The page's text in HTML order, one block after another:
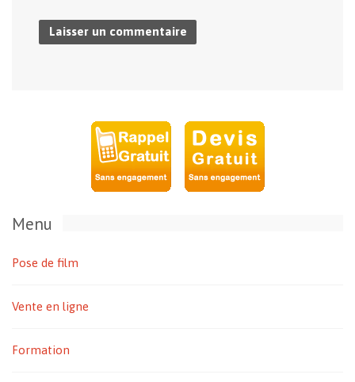
Menu
Pose de film
Vente en ligne
Formation